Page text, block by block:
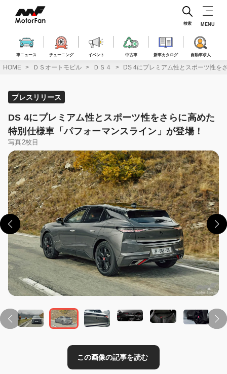
ス
車ニュース チューニング イベント 中古車 新車カタログ 自動車求人
検索 MENU
HOME ＤＳオートモビル ＤＳ４ DS 4にプレミアム性とスポーツ性を
プレスリリース
DS 4にプレミアム性とスポーツ性をさらに高めた
特別仕様車「パフォーマンスライン」が登場！
写真2枚目
この画像の記事を読む